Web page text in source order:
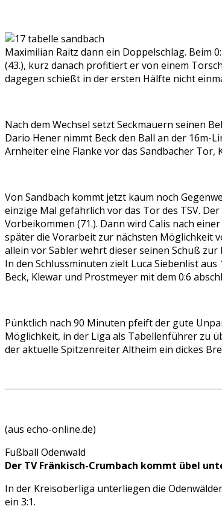
Maximilian Raitz dann ein Doppelschlag. Beim
(43.), kurz danach profitiert er von einem
dagegen schießt in der ersten Hälfte nicht
Nach dem Wechsel setzt Seckmauern seinen
Dario Hener nimmt Beck den Ball an der 16m-
Arnheiter eine Flanke vor das Sandbacher Tor,
Von Sandbach kommt jetzt kaum noch
einzige Mal gefährlich vor das Tor des TSV.
Vorbeikommen (71.). Dann wird Calis nach
später die Vorarbeit zur nächsten Möglichkeit
allein vor Sabler wehrt dieser seinen Schuß
In den Schlussminuten zielt Luca Siebenlist
Beck, Klewar und Prostmeyer mit dem 0:6
Pünktlich nach 90 Minuten pfeift der gute
Möglichkeit, in der Liga als Tabellenführer zu
der aktuelle Spitzenreiter Altheim ein dickes
(aus echo-online.de)
Fußball Odenwald
Der TV Fränkisch-Crumbach kommt übel
In der Kreisoberliga unterliegen die
ein 3:1.